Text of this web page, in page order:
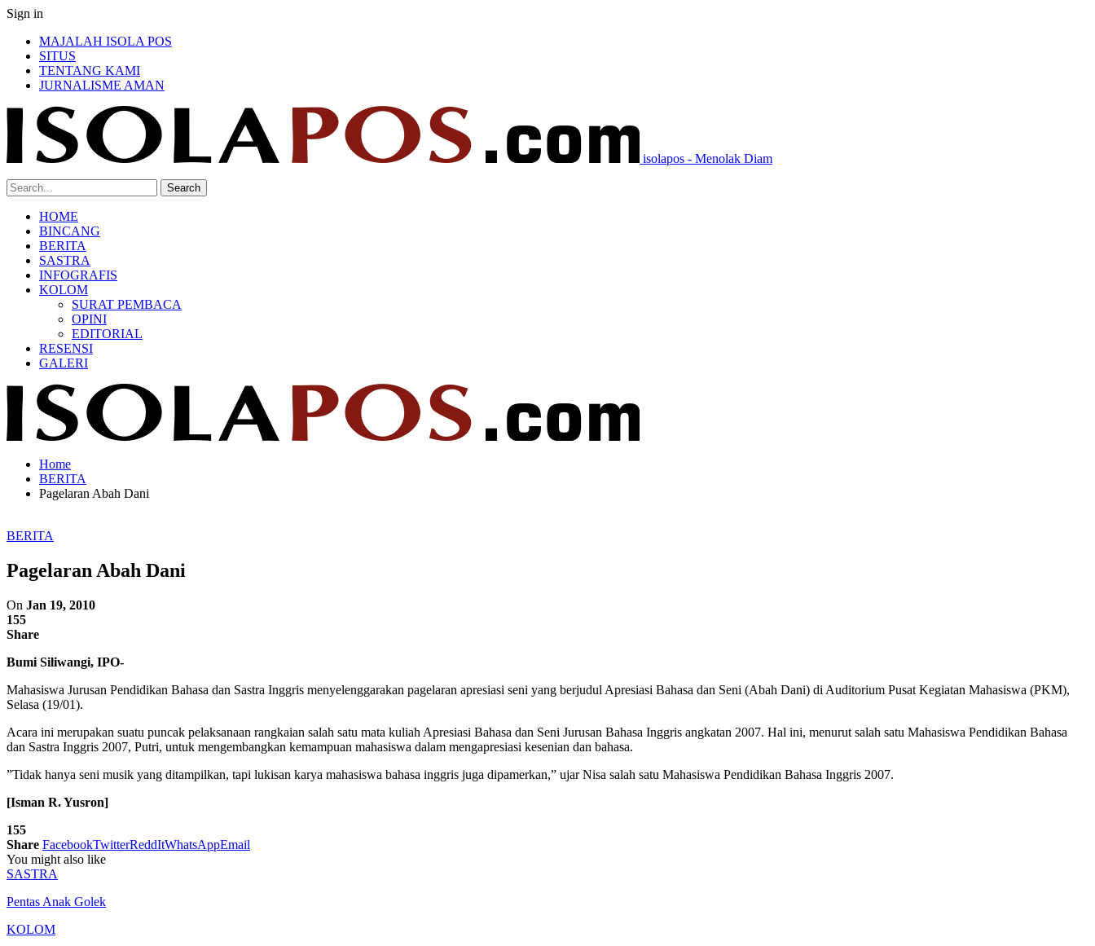
Sign in
MAJALAH ISOLA POS
SITUS
TENTANG KAMI
JURNALISME AMAN
isolapos - Menolak Diam
HOME
BINCANG
BERITA
SASTRA
INFOGRAFIS
KOLOM
SURAT PEMBACA
OPINI
EDITORIAL
RESENSI
GALERI
Home
BERITA
Pagelaran Abah Dani
BERITA
Pagelaran Abah Dani
On Jan 19, 2010
155
Share
Bumi Siliwangi, IPO-
Mahasiswa Jurusan Pendidikan Bahasa dan Sastra Inggris menyelenggarakan pagelaran apresiasi seni yang berjudul Apresiasi Bahasa dan Seni (Abah Dani) di Auditorium Pusat Kegiatan Mahasiswa (PKM),
Selasa (19/01).
Acara ini merupakan suatu puncak pelaksanaan rangkaian salah satu mata kuliah Apresiasi Bahasa dan Seni Jurusan Bahasa Inggris angkatan 2007. Hal ini, menurut salah satu Mahasiswa Pendidikan Bahasa
dan Sastra Inggris 2007, Putri, untuk mengembangkan kemampuan mahasiswa dalam mengapresiasi kesenian dan bahasa.
”Tidak hanya seni musik yang ditampilkan, tapi lukisan karya mahasiswa bahasa inggris juga dipamerkan,” ujar Nisa salah satu Mahasiswa Pendidikan Bahasa Inggris 2007.
[Isman R. Yusron]
155
Share FacebookTwitterReddItWhatsAppEmail
You might also like
SASTRA
Pentas Anak Golek
KOLOM